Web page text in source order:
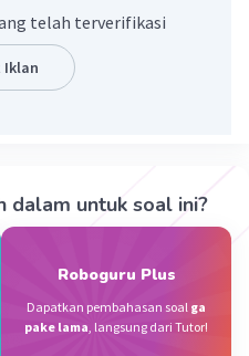
telah terverifikasi
Iklan
dalam untuk soal ini?
Roboguru Plus
Dapatkan pembahasan soal ga
pake lama, langsung dari Tutor!